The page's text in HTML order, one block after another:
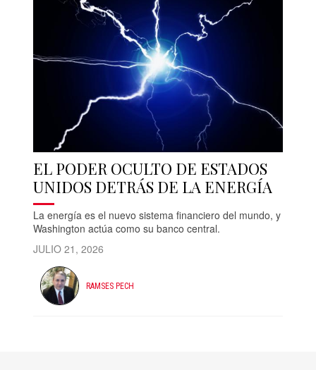
EL PODER OCULTO DE ESTADOS
UNIDOS DETRÁS DE LA ENERGÍA
La energía es el nuevo sistema financiero del mundo, y
Washington actúa como su banco central.
JULIO 21, 2026
RAMSES PECH